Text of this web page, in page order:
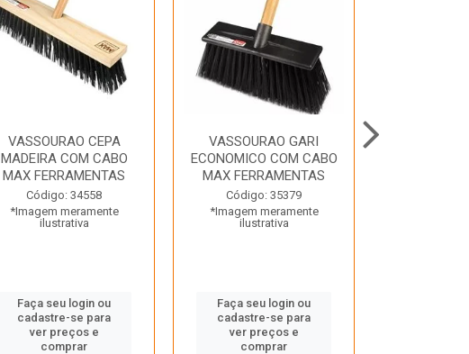
VASSOURAO CEPA
MADEIRA COM CABO
MAX FERRAMENTAS
Código: 34558
*Imagem meramente
ilustrativa
Faça seu login ou
cadastre-se para
ver preços e
comprar
VASSOURAO GARI
ECONOMICO COM CABO
MAX FERRAMENTAS
Código: 35379
*Imagem meramente
ilustrativa
Faça seu login ou
cadastre-se para
ver preços e
comprar